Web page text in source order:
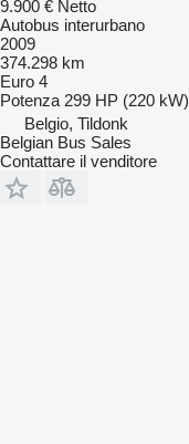
9.900 € Netto
Autobus interurbano
2009
374.298 km
Euro 4
Potenza 299 HP (220 kW)
Belgio, Tildonk
Belgian Bus Sales
Contattare il venditore